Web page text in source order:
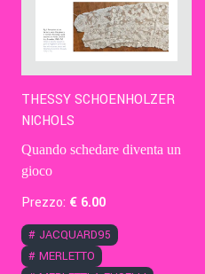
THESSY SCHOENHOLZER
NICHOLS
Quando schedare diventa un
gioco
Prezzo: € 6.00
# JACQUARD95
# MERLETTO